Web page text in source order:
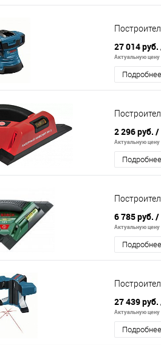
27 014 руб.
Актуальную цену
Подробнее
2 296 руб. /
Актуальную цену
Подробнее
6 785 руб. /
Актуальную цену
Подробнее
27 439 руб.
Актуальную цену
Подробнее